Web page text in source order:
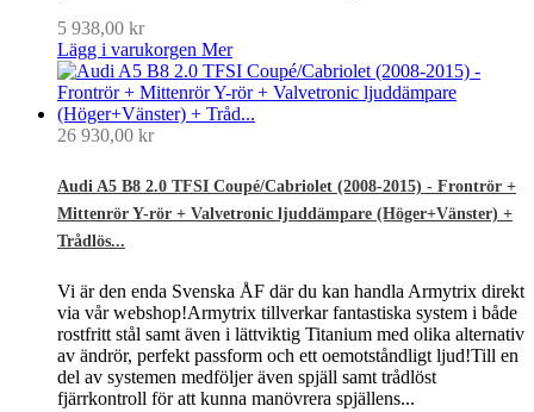
5 938,00 kr
Lägg i varukorgen Mer
26 930,00 kr
Audi A5 B8 2.0 TFSI Coupé/Cabriolet (2008-2015) - Frontrör +
Mittenrör Y-rör + Valvetronic ljuddämpare (Höger+Vänster) +
Trådlös...
Vi är den enda Svenska ÅF där du kan handla Armytrix direkt
via vår webshop!Armytrix tillverkar fantastiska system i både
rostfritt stål samt även i lättviktig Titanium med olika alternativ
av ändrör, perfekt passform och ett oemotståndligt ljud!Till en
del av systemen medföljer även spjäll samt trådlöst
fjärrkontroll för att kunna manövrera spjällens...